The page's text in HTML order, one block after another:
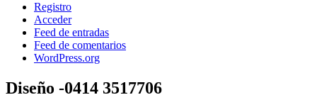
Registro
Acceder
Feed de entradas
Feed de comentarios
WordPress.org
Diseño -0414 3517706